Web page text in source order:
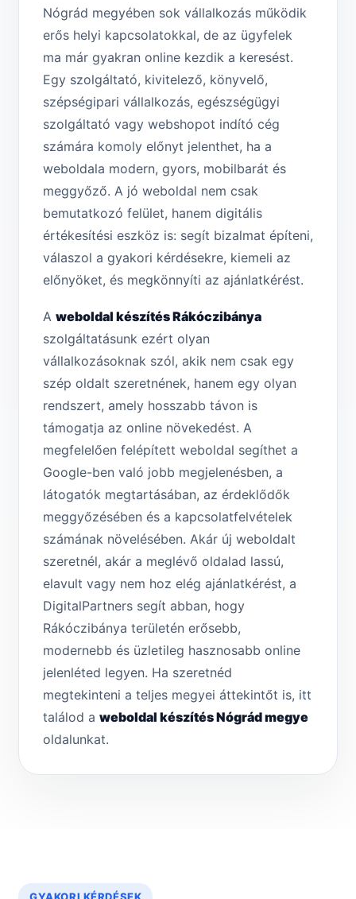
Nógrád megyében sok vállalkozás működik
erős helyi kapcsolatokkal, de az ügyfelek
ma már gyakran online kezdik a keresést.
Egy szolgáltató, kivitelező, könyvelő,
szépségipari vállalkozás, egészségügyi
szolgáltató vagy webshopot indító cég
számára komoly előnyt jelenthet, ha a
weboldala modern, gyors, mobilbarát és
meggyőző. A jó weboldal nem csak
bemutatkozó felület, hanem digitális
értékesítési eszköz is: segít bizalmat építeni,
válaszol a gyakori kérdésekre, kiemeli az
előnyöket, és megkönnyíti az ajánlatkérést.
A weboldal készítés Rákóczibánya
szolgáltatásunk ezért olyan
vállalkozásoknak szól, akik nem csak egy
szép oldalt szeretnének, hanem egy olyan
rendszert, amely hosszabb távon is
támogatja az online növekedést. A
megfelelően felépített weboldal segíthet a
Google-ben való jobb megjelenésben, a
látogatók megtartásában, az érdeklődők
meggyőzésében és a kapcsolatfelvételek
számának növelésében. Akár új weboldalt
szeretnél, akár a meglévő oldalad lassú,
elavult vagy nem hoz elég ajánlatkérést, a
DigitalPartners segít abban, hogy
Rákóczibánya területén erősebb,
modernebb és üzletileg hasznosabb online
jelenléted legyen. Ha szeretnéd
megtekinteni a teljes megyei áttekintőt is, itt
találod a weboldal készítés Nógrád megye
oldalunkat.